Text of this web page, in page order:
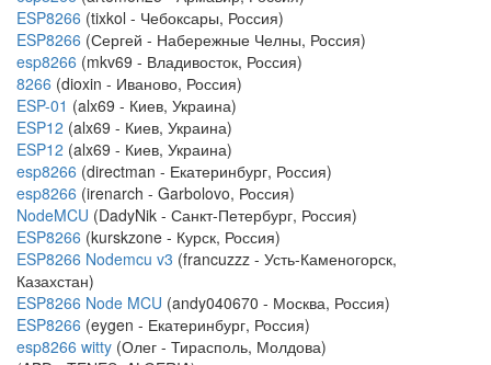
ESP8266 (tixkol - Чебоксары, Россия)
ESP8266 (Сергей - Набережные Челны, Россия)
esp8266 (mkv69 - Владивосток, Россия)
8266 (dioxin - Иваново, Россия)
ESP-01 (alx69 - Киев, Украина)
ESP12 (alx69 - Киев, Украина)
ESP12 (alx69 - Киев, Украина)
esp8266 (directman - Екатеринбург, Россия)
esp8266 (irenarch - Garbolovo, Россия)
NodeMCU (DadyNik - Санкт-Петербург, Россия)
ESP8266 (kurskzone - Курск, Россия)
ESP8266 Nodemcu v3 (francuzzz - Усть-Каменогорск,
Казахстан)
ESP8266 Node MCU (andy040670 - Москва, Россия)
ESP8266 (eygen - Екатеринбург, Россия)
esp8266 witty (Олег - Тирасполь, Молдова)